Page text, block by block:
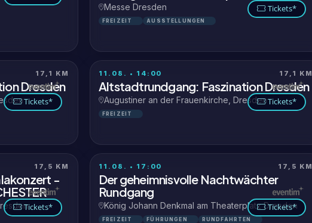
Messe Dresden
FREIZEIT AUSSTELLUNGEN
Tickets*
17,1 KM
Dresden
Tickets*
11.08. • 14:00 17,1 KM
Altstadtrundgang: Faszination Dresden
Augustiner an der Frauenkirche, Dresden
FREIZEIT
Tickets*
17,5 KM
-
Tickets*
11.08. • 17:00 17,5 KM
Der geheimnisvolle Nachtwächter
Rundgang
König Johann Denkmal am Theaterplatz Dresden
FREIZEIT FÜHRUNGEN RUNDFAHRTEN
Tickets*